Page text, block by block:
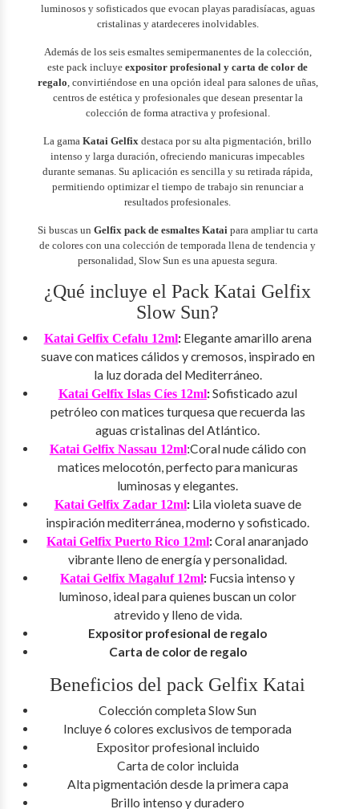
luminosos y sofisticados que evocan playas paradisíacas, aguas
cristalinas y atardeceres inolvidables.
Además de los seis esmaltes semipermanentes de la colección,
este pack incluyeexpositor profesional y carta de color de
regalo , convirtiéndose en una opción ideal para salones de uñas,
centros de estética y profesionales que desean presentar la
colección de forma atractiva y profesional.
La gamaKatai Gelfix destaca por su alta pigmentación, brillo
intenso y larga duración, ofreciendo manicuras impecables
durante semanas. Su aplicación es sencilla y su retirada rápida,
permitiendo optimizar el tiempo de trabajo sin renunciar a
resultados profesionales.
Si buscas un Gelfix pack de esmaltes Katai para ampliar tu carta
de colores con una colección de temporada llena de tendencia y
personalidad, Slow Sun es una apuesta segura.
¿Qué incluye el Pack Katai Gelfix
Slow Sun?
Katai Gelfix Cefalu 12ml: Elegante amarillo arena
suave con matices cálidos y cremosos, inspirado en
la luz dorada del Mediterráneo.
Katai Gelfix Islas Cíes 12ml:Sofisticado azul
petróleo con matices turquesa que recuerda las
aguas cristalinas del Atlántico.
Katai Gelfix Nassau 12ml:Coral nude cálido con
matices melocotón, perfecto para manicuras
luminosas y elegantes.
Katai Gelfix Zadar 12ml: Lila violeta suave de
inspiración mediterránea, moderno y sofisticado.
Katai Gelfix Puerto Rico 12ml:Coral anaranjado
vibrante lleno de energía y personalidad.
Katai Gelfix Magaluf 12ml: Fucsia intenso y
luminoso, ideal para quienes buscan un color
atrevido y lleno de vida.
Expositor profesional de regalo
Carta de color de regalo
Beneficios del pack Gelfix Katai
Colección completa Slow Sun
Incluye 6 colores exclusivos de temporada
Expositor profesional incluido
Carta de color incluida
Alta pigmentación desde la primera capa
Brillo intenso y duradero